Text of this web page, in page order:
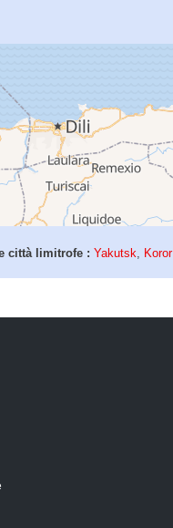
città limitrofe : Yakutsk, Koror